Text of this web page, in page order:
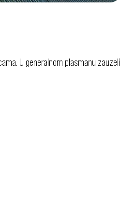
U generalnom plasmanu zauzeli